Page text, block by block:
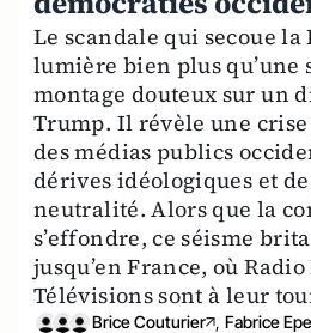
Le scandale qui secoue la
lumière bien plus
montage douteux sur un
Trump. Il révèle une
des médias publics
dérives idéologiques et
neutralité. Alors que la
s’effondre, ce séisme
jusqu’en France, où
Télévisions sont à leur
Brice Couturier , Fabrice